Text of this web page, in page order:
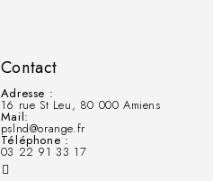
Contact
Adresse :
16 rue St Leu, 80 000 Amiens
Mail:
pslnd@orange.fr
Téléphone :
03 22 91 33 17